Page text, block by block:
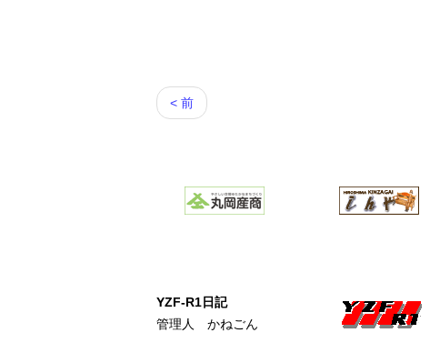
< 前
YZF-R1日記
管理人 かねごん